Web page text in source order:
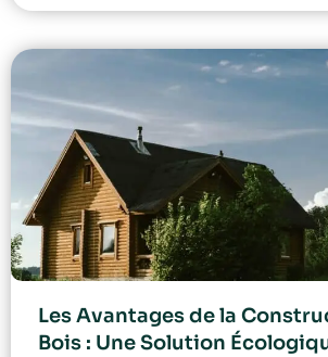
Les Avantages de la
Bois : Une Solution